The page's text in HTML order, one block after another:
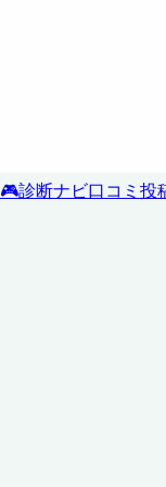
🎮診断ナビ口コミ投